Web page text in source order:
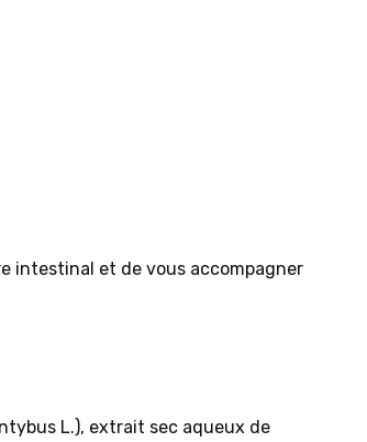
intestinal et de vous accompagner
L.), extrait sec aqueux de